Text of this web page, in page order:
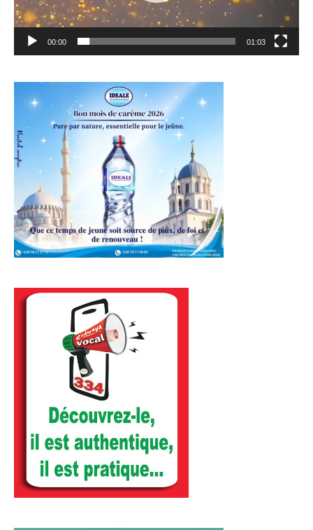
00:00 01:03